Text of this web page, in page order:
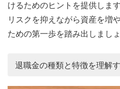
けるためのヒントを提供します
リスクを抑えながら資産を増
ための第一歩を踏み出しましょ
退職金の種類と特徴を理解